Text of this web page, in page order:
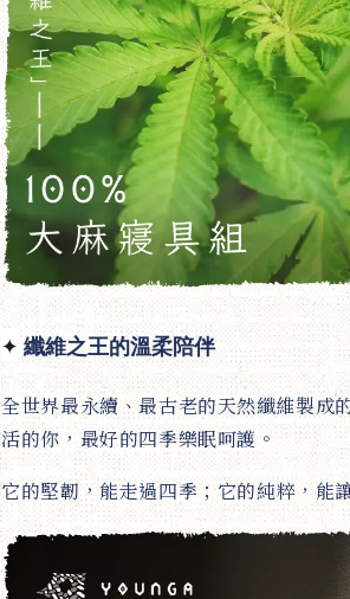
✦ 纖維之王的溫柔陪伴
全世界最永續、最古老的天然纖維製成
活的你，最好的四季樂眠呵護。
它的堅韌，能走過四季；它的純粹，能